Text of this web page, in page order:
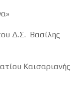
Δ.Σ. Βασίλης
Καισαριανής